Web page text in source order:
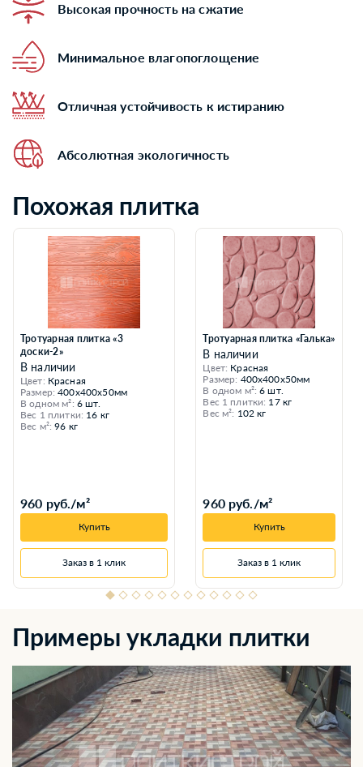
Высокая прочность на сжатие
Минимальное влагопоглощение
Отличная устойчивость к истиранию
Абсолютная экологичность
Похожая плитка
Тротуарная плитка «3
доски-2»
В наличии
Цвет: Красная
Размер: 400x400x50мм
В одном м²: 6 шт.
Вес 1 плитки: 16 кг
Вес м²: 96 кг
960 руб./м²
Купить
Заказ в 1 клик
Тротуарная плитка «Галька»
В наличии
Цвет: Красная
Размер: 400x400x50мм
В одном м²: 6 шт.
Вес 1 плитки: 17 кг
Вес м²: 102 кг
960 руб./м²
Купить
Заказ в 1 клик
Примеры укладки плитки